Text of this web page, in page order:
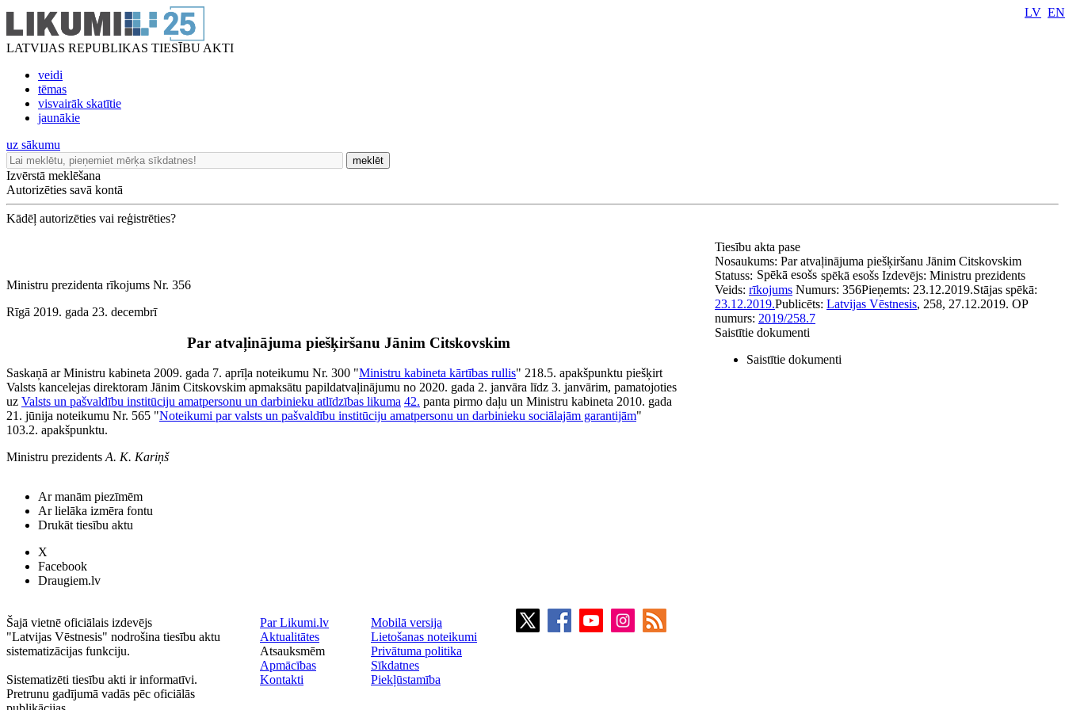
LATVIJAS REPUBLIKAS TIESĪBU AKTI
veidi
tēmas
visvairāk skatītie
jaunākie
LV EN
uz sākumu
meklēt
Izvērstā meklēšana
Autorizēties savā kontā
Kādēļ autorizēties vai reģistrēties?
Ministru prezidenta rīkojums Nr. 356
Rīgā 2019. gada 23. decembrī
Par atvaļinājuma piešķiršanu Jānim Citskovskim
Saskaņā ar Ministru kabineta 2009. gada 7. aprīļa noteikumu Nr. 300 "Ministru kabineta kārtības rullis" 218.5. apakšpunktu piešķirt
Valsts kancelejas direktoram Jānim Citskovskim apmaksātu papildatvaļinājumu no 2020. gada 2. janvāra līdz 3. janvārim, pamatojoties
uz Valsts un pašvaldību institūciju amatpersonu un darbinieku atlīdzības likuma 42. panta pirmo daļu un Ministru kabineta 2010. gada
21. jūnija noteikumu Nr. 565 "Noteikumi par valsts un pašvaldību institūciju amatpersonu un darbinieku sociālajām garantijām"
103.2. apakšpunktu.
Ministru prezidentsA. K. Kariņš
Tiesību akta pase
Nosaukums: Par atvaļinājuma piešķiršanu Jānim Citskovskim
Statuss: Spēkā esošs spēkā esošs Izdevējs: Ministru prezidents
Veids: rīkojums Numurs: 356Pieņemts: 23.12.2019.Stājas spēkā:
23.12.2019.Publicēts: Latvijas Vēstnesis, 258, 27.12.2019. OP
numurs: 2019/258.7
Saistītie dokumenti
Saistītie dokumenti
Ar manām piezīmēm
Ar lielāka izmēra fontu
Drukāt tiesību aktu
X
Facebook
Draugiem.lv
Šajā vietnē oficiālais izdevējs
"Latvijas Vēstnesis" nodrošina tiesību aktu
sistematizācijas funkciju.
Sistematizēti tiesību akti ir informatīvi.
Pretrunu gadījumā vadās pēc oficiālās
Par Likumi.lv
Aktualitātes
Atsauksmēm
Apmācības
Kontakti
Mobilā versija
Lietošanas noteikumi
Privātuma politika
Sīkdatnes
Piekļūstamība